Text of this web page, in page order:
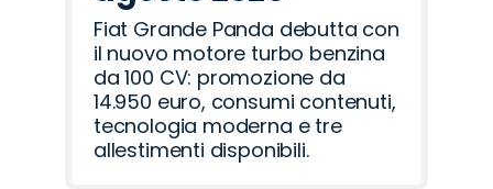
Fiat Grande Panda debutta con
il nuovo motore turbo benzina
da 100 CV: promozione da
14.950 euro, consumi contenuti,
tecnologia moderna e tre
allestimenti disponibili.